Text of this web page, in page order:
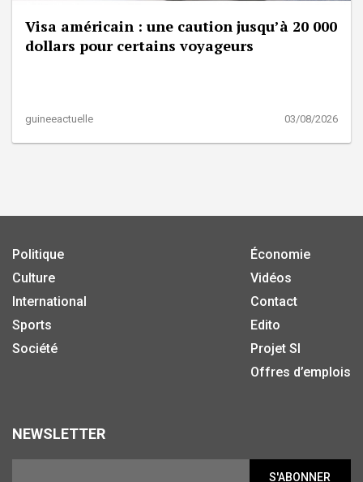
Visa américain : une caution jusqu’à 20 000
dollars pour certains voyageurs
guineeactuelle 03/08/2026
Politique
Culture
International
Sports
Société
Économie
Vidéos
Contact
Edito
Projet SI
Offres d’emplois
NEWSLETTER
S'ABONNER